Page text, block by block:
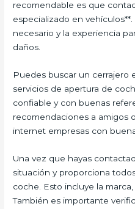
recomendable es que
especializado en
necesario y la experiencia
daños.
Puedes buscar un cerrajero
servicios de apertura de
confiable y con buenas
recomendaciones a amigos
internet empresas con
Una vez que hayas
situación y proporciona
coche. Esto incluye la
También es importante